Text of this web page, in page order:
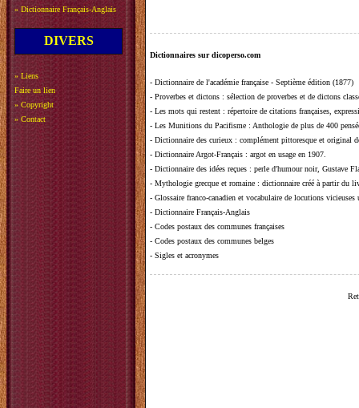
» Dictionnaire Français-Anglais
DIVERS
» Liens
Faire un lien
» Copyright
» Contact
Dictionnaires sur dicoperso.com
- Dictionnaire de l'académie française - Septième édition (1877)
- Proverbes et dictons : sélection de proverbes et de dictons
- Les mots qui restent : répertoire de citations françaises,
- Les Munitions du Pacifisme : Anthologie de plus de 400
- Dictionnaire des curieux : complément pittoresque et original
- Dictionnaire Argot-Français : argot en usage en 1907.
- Dictionnaire des idées reçues : perle d'humour noir, Gustave
- Mythologie grecque et romaine : dictionnaire créé à partir du
- Glossaire franco-canadien et vocabulaire de locutions vicieuses
- Dictionnaire Français-Anglais
- Codes postaux des communes françaises
- Codes postaux des communes belges
- Sigles et acronymes